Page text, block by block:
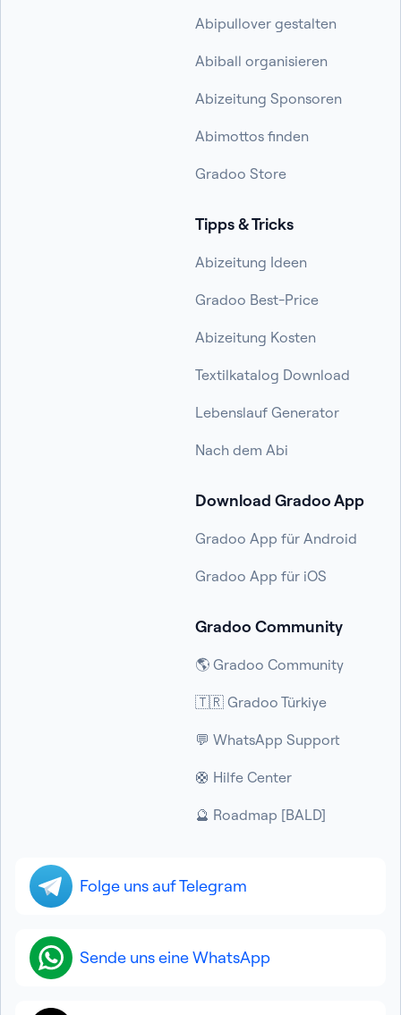
Abipullover gestalten
Abiball organisieren
Abizeitung Sponsoren
Abimottos finden
Gradoo Store
Download Gradoo App
Gradoo App für Android
Gradoo App für iOS
Tipps & Tricks
Abizeitung Ideen
Gradoo Best-Price
Abizeitung Kosten
Textilkatalog Download
Lebenslauf Generator
Nach dem Abi
Gradoo Community
🌎 Gradoo Community
🇹🇷 Gradoo Türkiye
💬 WhatsApp Support
🛟 Hilfe Center
🔮 Roadmap [BALD]
Folge uns auf Telegram
Sende uns eine WhatsApp